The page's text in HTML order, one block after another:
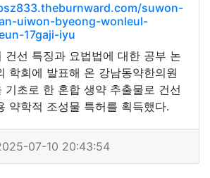
suwon-
uiwon-byeong-wonleul-
17gaji-iyu
건선 특징과 요법법에 대한 공부 논
학회에 발표해 온 강남동약한의원
기초로 한 혼합 생약 추출물로 건선
약학적 조성물 특허를 획득했다.
07-10 20:43:54